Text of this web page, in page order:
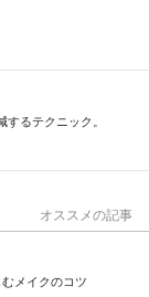
るテクニック。
オススメの記事
メイクのコツ